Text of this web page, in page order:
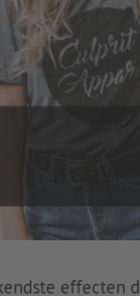
effecten